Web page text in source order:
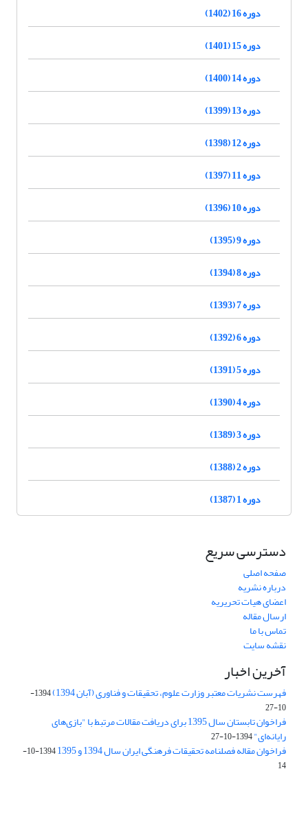
دوره 16 (1402)
دوره 15 (1401)
دوره 14 (1400)
دوره 13 (1399)
دوره 12 (1398)
دوره 11 (1397)
دوره 10 (1396)
دوره 9 (1395)
دوره 8 (1394)
دوره 7 (1393)
دوره 6 (1392)
دوره 5 (1391)
دوره 4 (1390)
دوره 3 (1389)
دوره 2 (1388)
دوره 1 (1387)
دسترسی سریع
صفحه اصلی
درباره نشریه
اعضای هیات تحریریه
ارسال مقاله
تماس با ما
نقشه سایت
آخرین اخبار
فهرست نشریات معتبر وزارت علوم، تحقیقات و فناوری (آبان 1394)
1394-
10-27
فراخوان تابستان سال 1395 برای دریافت مقالات مرتبط با "بازی‌های
رایانه‌ای"1394-10-27
فراخوان مقاله فصلنامه تحقیقات فرهنگی ایران سال 1394 و 1395
1394-10-
14